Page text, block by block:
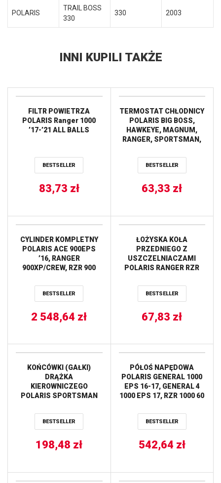
POLARIS
TRAIL BOSS
330
330 2003
INNI KUPILI TAKŻE
FILTR POWIETRZA
POLARIS Ranger 1000
’17-’21 ALL BALLS
BESTSELLER
83,73 zł
TERMOSTAT CHŁODNICY
POLARIS BIG BOSS,
HAWKEYE, MAGNUM,
RANGER, SPORTSMAN,
BALLS
BESTSELLER
63,33 zł
CYLINDER KOMPLETNY
POLARIS ACE 900EPS
’16, RANGER
900XP/CREW, RZR 900
MM) (2X TŁOK 24398,
CYLINDER, TOP-END)
BESTSELLER
2 548,64 zł
ŁOŻYSKA KOŁA
PRZEDNIEGO Z
USZCZELNIACZAMI
POLARIS RANGER RZR
BESTSELLER
67,83 zł
KOŃCÓWKI (GAŁKI)
DRĄŻKA
KIEROWNICZEGO
POLARIS SPORTSMAN
BALLS
BESTSELLER
198,48 zł
PÓŁOŚ NAPĘDOWA
POLARIS GENERAL 1000
EPS 16-17, GENERAL 4
1000 EPS 17, RZR 1000 60
AB6 STRONG TYŁ
STRONA LEWA PRAWA
BESTSELLER
542,64 zł